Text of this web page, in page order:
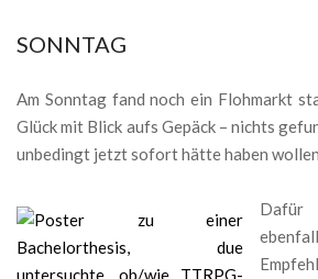
SONNTAG
Am Sonntag fand noch ein Flohmarkt
Glück mit Blick aufs Gepäck – nichts
unbedingt jetzt sofort hätte haben wollen.
Dafür